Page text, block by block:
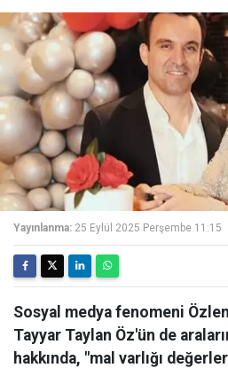
Yayınlanma: 25 Eylül 2025 Perşembe 11:15
Sosyal medya fenomeni
Tayyar Taylan Öz'ün de
hakkında, "mal varlığı